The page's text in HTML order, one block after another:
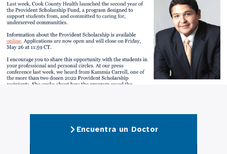
Encuentra un Doctor